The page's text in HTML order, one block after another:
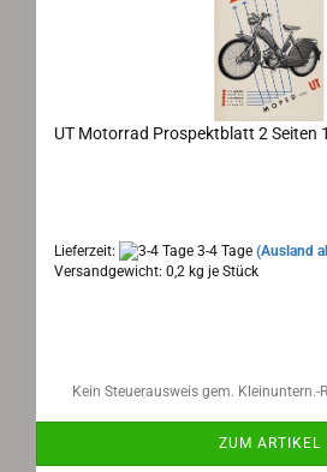
UT Motorrad Prospektblatt 2 Seiten
Lieferzeit: 3-4 Tage (Ausland
Versandgewicht: 0,2 kg je Stück
Kein Steuerausweis gem. Kleinuntern.-
ZUM ARTIKEL